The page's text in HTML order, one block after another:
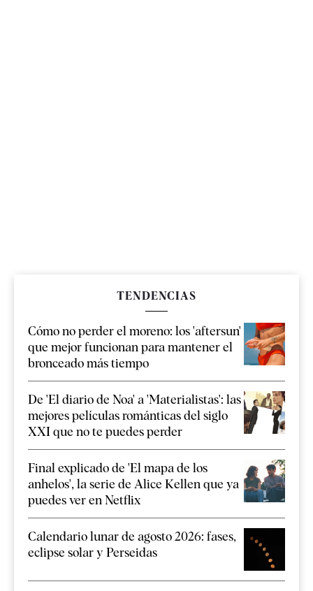
TENDENCIAS
Cómo no perder el moreno: los 'aftersun'
que mejor funcionan para mantener el
bronceado más tiempo
De 'El diario de Noa' a 'Materialistas': las
mejores películas románticas del siglo
XXI que no te puedes perder
Final explicado de 'El mapa de los
anhelos', la serie de Alice Kellen que ya
puedes ver en Netflix
Calendario lunar de agosto 2026: fases,
eclipse solar y Perseidas